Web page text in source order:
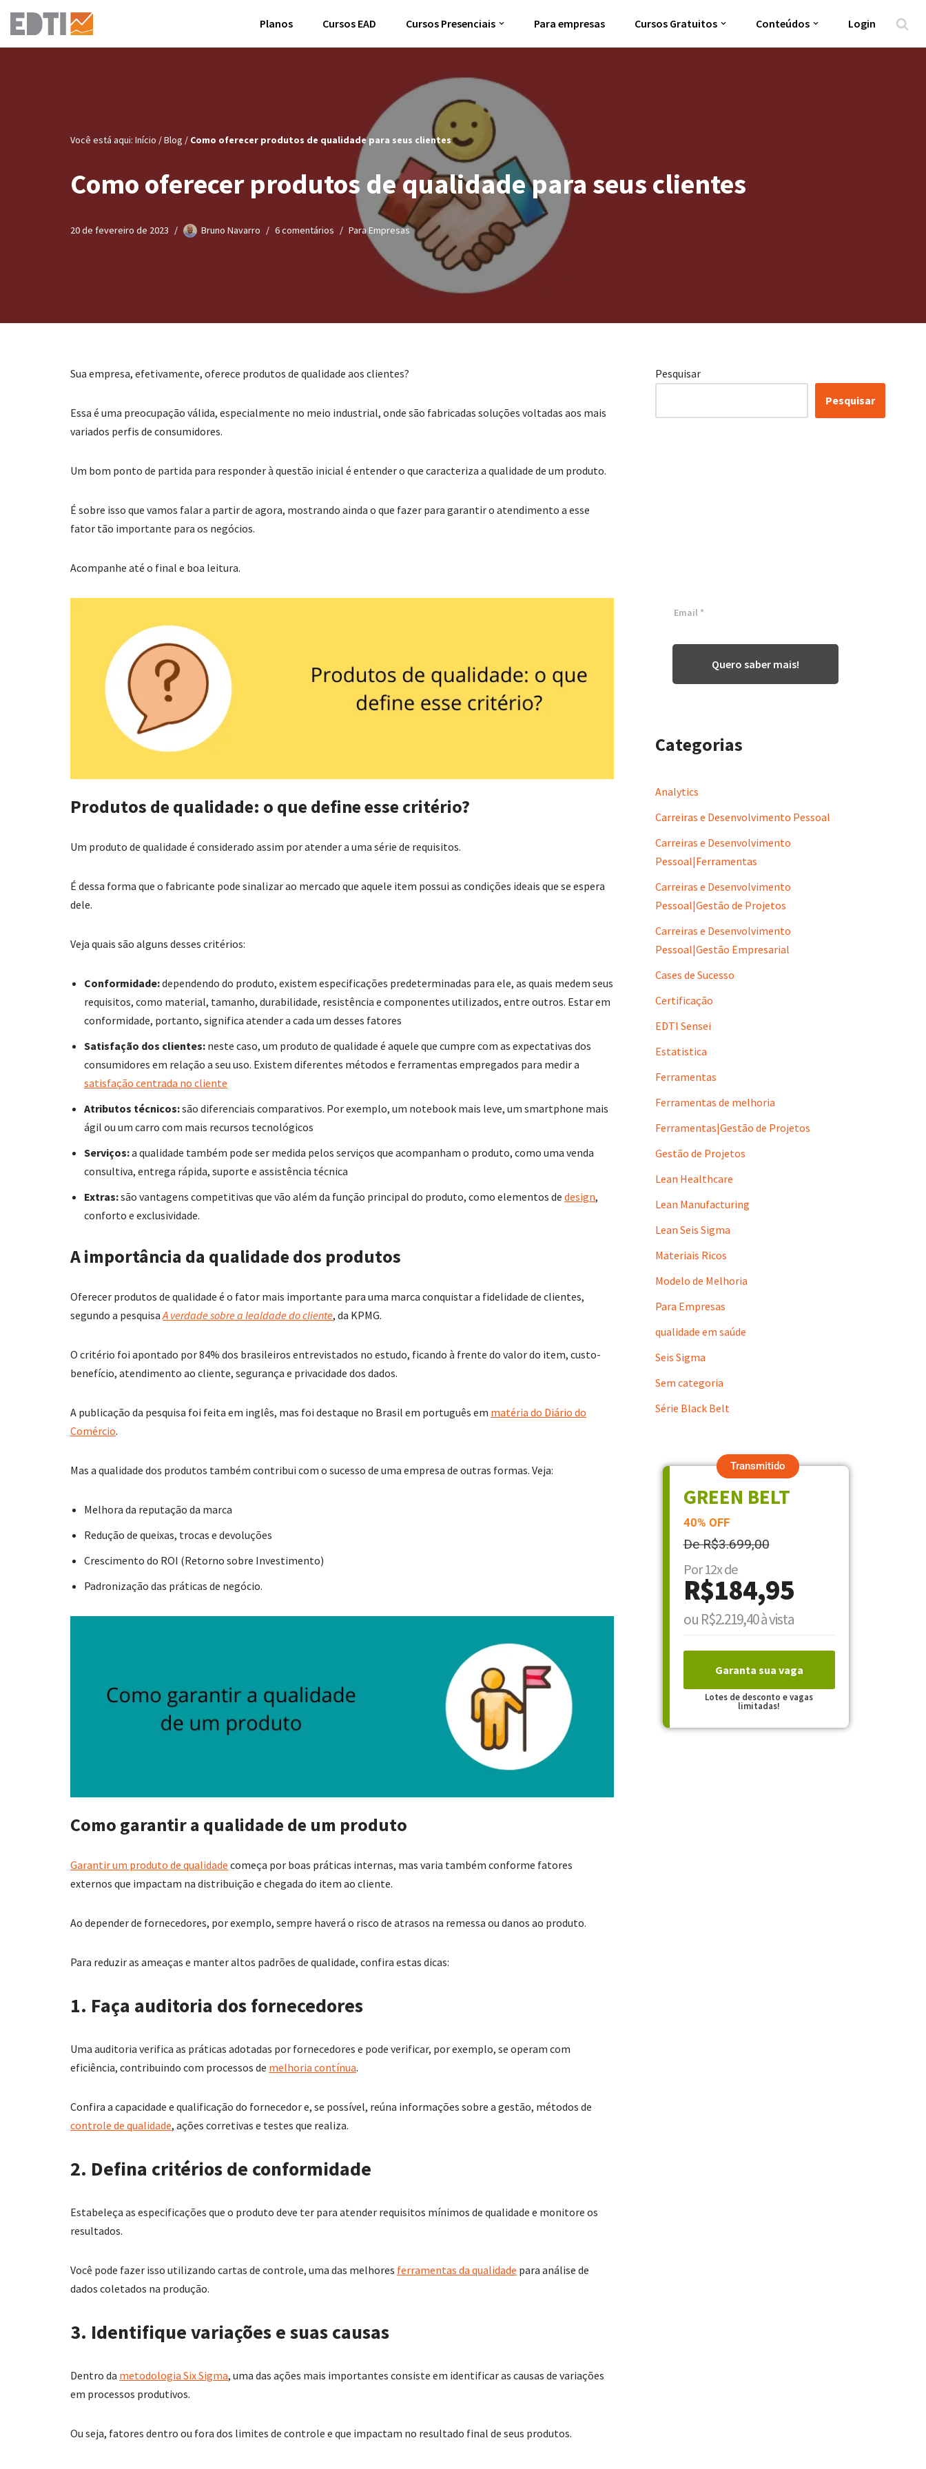
Pular
Planos Cursos EAD Cursos Presenciais Para empresas Cursos Gratuitos Conteúdos Login
Você está aqui: Início /Blog / Como oferecer produtos de qualidade para seus clientes
Como oferecer produtos de qualidade para seus clientes
20 de fevereiro de 2023 Bruno Navarro 6 comentários Para Empresas
Sua empresa, efetivamente, oferece produtos de qualidade aos clientes?
Essa é uma preocupação válida, especialmente no meio industrial, onde são fabricadas soluções voltadas aos mais
variados perfis de consumidores.
Um bom ponto de partida para responder à questão inicial é entender o que caracteriza a qualidade de um produto.
É sobre isso que vamos falar a partir de agora, mostrando ainda o que fazer para garantir o atendimento a esse
fator tão importante para os negócios.
Acompanhe até o final e boa leitura.
Produtos de qualidade: o que define esse critério?
Um produto de qualidade é considerado assim por atender a uma série de requisitos.
É dessa forma que o fabricante pode sinalizar ao mercado que aquele item possui as condições ideais que se espera
dele.
Veja quais são alguns desses critérios:
Conformidade:dependendo do produto, existem especificações predeterminadas para ele, as quais medem seus
requisitos, como material, tamanho, durabilidade, resistência e componentes utilizados, entre outros. Estar em
conformidade, portanto, significa atender a cada um desses fatores
Satisfação dos clientes: neste caso, um produto de qualidade é aquele que cumpre com as expectativas dos
consumidores em relação a seu uso. Existem diferentes métodos e ferramentas empregados para medir a
satisfação centrada no cliente
Atributos técnicos:são diferenciais comparativos. Por exemplo, um notebook mais leve, um smartphone mais
ágil ou um carro com mais recursos tecnológicos
Serviços:a qualidade também pode ser medida pelos serviços que acompanham o produto, como uma venda
consultiva, entrega rápida, suporte e assistência técnica
Extras:são vantagens competitivas que vão além da função principal do produto, como elementos de design,
conforto e exclusividade.
A importância da qualidade dos produtos
Oferecer produtos de qualidade é o fator mais importante para uma marca conquistar a fidelidade de clientes,
segundo a pesquisaA verdade sobre a lealdade do cliente, da KPMG.
O critério foi apontado por 84% dos brasileiros entrevistados no estudo, ficando à frente do valor do item, custo-
benefício, atendimento ao cliente, segurança e privacidade dos dados.
A publicação da pesquisa foi feita em inglês, mas foi destaque no Brasil em português em matéria do Diário do
Comércio.
Mas a qualidade dos produtos também contribui com o sucesso de uma empresa de outras formas. Veja:
Melhora da reputação da marca
Redução de queixas, trocas e devoluções
Crescimento do ROI (Retorno sobre Investimento)
Padronização das práticas de negócio.
Como garantir a qualidade de um produto
Garantir um produto de qualidade começa por boas práticas internas, mas varia também conforme fatores
externos que impactam na distribuição e chegada do item ao cliente.
Ao depender de fornecedores, por exemplo, sempre haverá o risco de atrasos na remessa ou danos ao produto.
Para reduzir as ameaças e manter altos padrões de qualidade, confira estas dicas:
1. Faça auditoria dos fornecedores
Uma auditoria verifica as práticas adotadas por fornecedores e pode verificar, por exemplo, se operam com
eficiência, contribuindo com processos de melhoria contínua.
Confira a capacidade e qualificação do fornecedor e, se possível, reúna informações sobre a gestão, métodos de
controle de qualidade, ações corretivas e testes que realiza.
2. Defina critérios de conformidade
Estabeleça as especificações que o produto deve ter para atender requisitos mínimos de qualidade e monitore os
resultados.
Você pode fazer isso utilizando cartas de controle, uma das melhores ferramentas da qualidade para análise de
dados coletados na produção.
3. Identifique variações e suas causas
Dentro da metodologia Six Sigma, uma das ações mais importantes consiste em identificar as causas de variações
em processos produtivos.
Ou seja, fatores dentro ou fora dos limites de controle e que impactam no resultado final de seus produtos.
Pesquisar
Pesquisar
Quero saber mais!
Categorias
Analytics
Carreiras e Desenvolvimento Pessoal
Carreiras e Desenvolvimento
Pessoal|Ferramentas
Carreiras e Desenvolvimento
Pessoal|Gestão de Projetos
Carreiras e Desenvolvimento
Pessoal|Gestão Empresarial
Cases de Sucesso
Certificação
EDTI Sensei
Estatistica
Ferramentas
Ferramentas de melhoria
Ferramentas|Gestão de Projetos
Gestão de Projetos
Lean Healthcare
Lean Manufacturing
Lean Seis Sigma
Materiais Ricos
Modelo de Melhoria
Para Empresas
qualidade em saúde
Seis Sigma
Sem categoria
Série Black Belt
Transmitido
GREEN BELT
40% OFF
De R$3.699,00
Por 12x de
R$184,95
ou R$2.219,40 à vista
Garanta sua vaga
Lotes de desconto e vagas
limitadas!